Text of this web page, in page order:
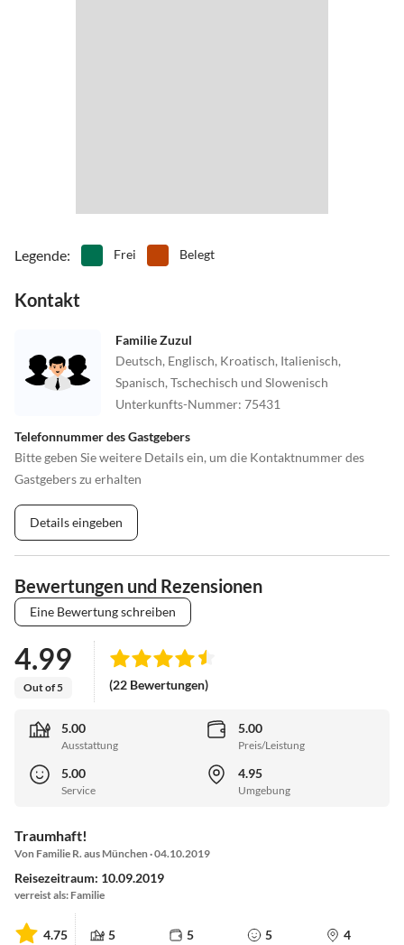
Legende: Frei Belegt
Kontakt
Familie Zuzul
Deutsch, Englisch, Kroatisch, Italienisch,
Spanisch, Tschechisch und Slowenisch
Unterkunfts-Nummer: 75431
Telefonnummer des Gastgebers
Bitte geben Sie weitere Details ein, um die Kontaktnummer des
Gastgebers zu erhalten
Details eingeben
Bewertungen und Rezensionen
Eine Bewertung schreiben
4.99
Out of 5 (22 Bewertungen)
5.00
Ausstattung
5.00
Preis/Leistung
5.00
Service
4.95
Umgebung
Traumhaft!
Von Familie R. aus München · 04.10.2019
Reisezeitraum: 10.09.2019
verreist als: Familie
4.75 5 5 5 4